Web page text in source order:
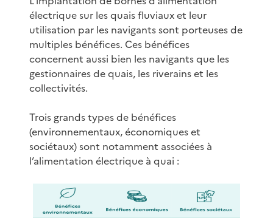
électrique sur les quais fluviaux et leur
utilisation par les navigants sont porteuses de
multiples bénéfices. Ces bénéfices
concernent aussi bien les navigants que les
gestionnaires de quais, les riverains et les
collectivités.
Trois grands types de bénéfices
(environnementaux, économiques et
sociétaux) sont notamment associées à
l’alimentation électrique à quai :